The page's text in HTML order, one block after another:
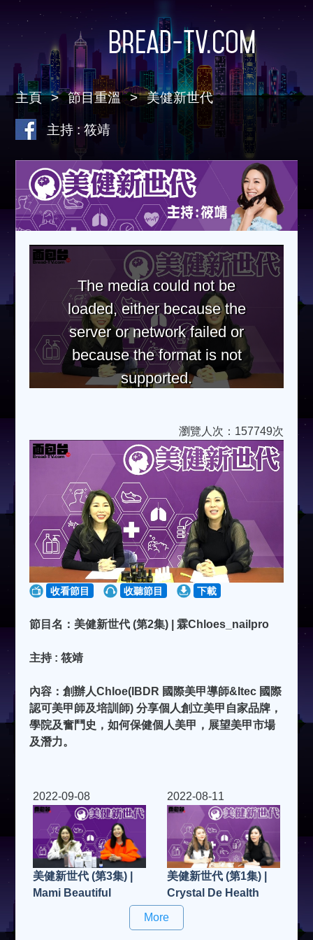
Bread-TV.com
主頁 節目重溫 美健新世代
主持 : 筱靖
The media could not be
loaded, either because the
server or network failed or
because the format is not
supported.
瀏覽人次：157749次
收看節目 收聽節目 下載
節目名：美健新世代 (第2集) | 霖Chloes_nailpro
主持 : 筱靖
內容：創辦人Chloe(IBDR 國際美甲導師&Itec 國際
認可美甲師及培訓師) 分享個人創立美甲自家品牌，
學院及奮鬥史，如何保健個人美甲，展望美甲市場
及潛力。
2022-09-08
美健新世代 (第3集) |
Mami Beautiful
2022-08-11
美健新世代 (第1集) |
Crystal De Health
More